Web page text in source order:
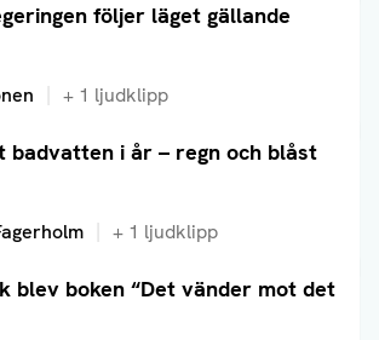
följer läget gällande
+ 1 ljudklipp
badvatten i år – regn och blåst
+ 1 ljudklipp
blev boken “Det vänder mot det